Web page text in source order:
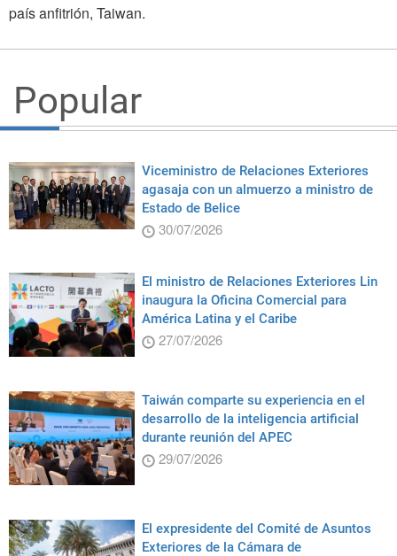
país anfitrión, Taiwan.
Popular
Viceministro de Relaciones Exteriores
agasaja con un almuerzo a ministro de
Estado de Belice
30/07/2026
El ministro de Relaciones Exteriores Lin
inaugura la Oficina Comercial para
América Latina y el Caribe
27/07/2026
Taiwán comparte su experiencia en el
desarrollo de la inteligencia artificial
durante reunión del APEC
29/07/2026
El expresidente del Comité de Asuntos
Exteriores de la Cámara de